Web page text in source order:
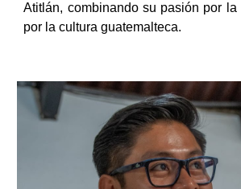
Atitlán, combinando su pasión por
por la cultura guatemalteca.